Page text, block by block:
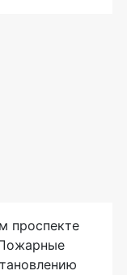
проспекте